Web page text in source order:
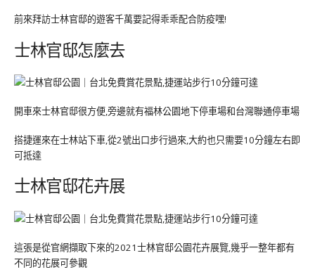
前來拜訪士林官邸的遊客千萬要記得乖乖配合防疫嘿!
士林官邸怎麼去
開車來士林官邸很方便,旁邊就有福林公園地下停車場和台灣聯通停車場
搭捷運來在士林站下車,從2號出口步行過來,大約也只需要10分鐘左右即
可抵達
士林官邸花卉展
這張是從官網擷取下來的2021士林官邸公園花卉展覽,幾乎一整年都有
不同的花展可參觀